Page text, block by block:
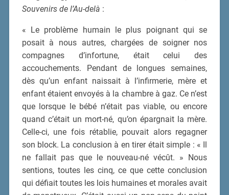
Souvenirs de l’Au-delà :
« Le problème humain le plus poignant qui se
posait à nous autres, chargées de soigner nos
compagnes d’infortune, était celui des
accouchements. Pendant de longues semaines,
dès qu’un enfant naissait à l’infirmerie, mère et
enfant étaient envoyés à la chambre à gaz. Ce n’est
que lorsque le bébé n’était pas viable, ou encore
quand c’était un mort-né, qu’on épargnait la mère.
Celle-ci, une fois rétablie, pouvait alors regagner
son block. La conclusion à en tirer était simple : « Il
ne fallait pas que le nouveau-né vécût. » Nous
sentions, toutes les cinq, ce que cette conclusion
qui défiait toutes les lois humaines et morales avait